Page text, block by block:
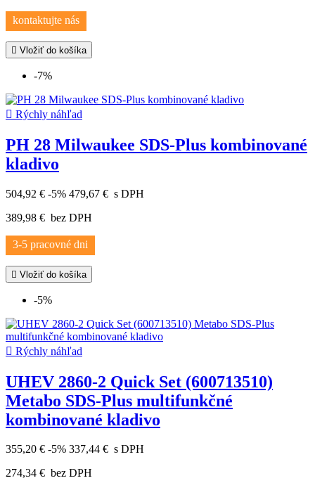
kontaktujte nás
 Vložiť do košíka
-7%
 Rýchly náhľad
PH 28 Milwaukee SDS-Plus kombinované
kladivo
504,92 € -5% 479,67 € s DPH
389,98 € bez DPH
3-5 pracovné dni
 Vložiť do košíka
-5%
 Rýchly náhľad
UHEV 2860-2 Quick Set (600713510)
Metabo SDS-Plus multifunkčné
kombinované kladivo
355,20 € -5% 337,44 € s DPH
274,34 € bez DPH